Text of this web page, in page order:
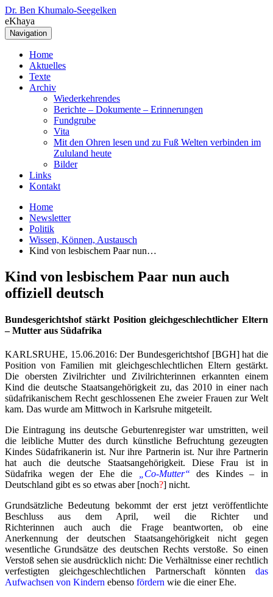
Dr. Ben Khumalo-Seegelken
eKhaya
Navigation
Home
Aktuelles
Texte
Archiv
Wiederkehrendes
Berichte – Dokumente – Erinnerungen
Fundgrube
Vita
Mit den Ohren lesen und zu Fuß Welten verbinden im
Zululand heute
Bilder
Links
Kontakt
Home
Newsletter
Politik
Wissen, Können, Austausch
Kind von lesbischem Paar nun…
Kind von lesbischem Paar nun auch
offiziell deutsch
Bundesgerichtshof stärkt Position gleichgeschlechtlicher Eltern
– Mutter aus Südafrika
KARLSRUHE, 15.06.2016: Der Bundesgerichtshof [BGH] hat die
Position von Familien mit gleichgeschlechtlichen Eltern gestärkt.
Die obersten Zivilrichter und Zivilrichterinnen erkannten einem
Kind die deutsche Staatsangehörigkeit zu, das 2010 in einer nach
südafrikanischem Recht geschlossenen Ehe zweier Frauen zur Welt
kam. Das wurde am Mittwoch in Karlsruhe mitgeteilt.
Die Eintragung ins deutsche Geburtenregister war umstritten, weil
die leibliche Mutter des durch künstliche Befruchtung gezeugten
Kindes Südafrikanerin ist. Nur ihre Partnerin ist. Nur ihre Partnerin
hat auch die deutsche Staatsangehörigkeit. Diese Frau ist in
Südafrika wegen der Ehe die „Co-Mutter“ des Kindes – in
Deutschland gibt es so etwas aber [noch?] nicht.
Grundsätzliche Bedeutung bekommt der erst jetzt veröffentlichte
Beschluss aus dem April, weil die Richter und
Richterinnen auch auch die Frage beantworten, ob eine
Anerkennung der deutschen Staatsangehörigkeit nicht gegen
wesentliche Grundsätze des deutschen Rechts verstoße. So einen
Verstoß sehen sie ausdrücklich nicht: Die Verhältnisse einer rechtlich
verfestigten gleichgeschlechtlichen Partnerschaft könnten das
Aufwachsen von Kindern ebenso fördern wie die einer Ehe.